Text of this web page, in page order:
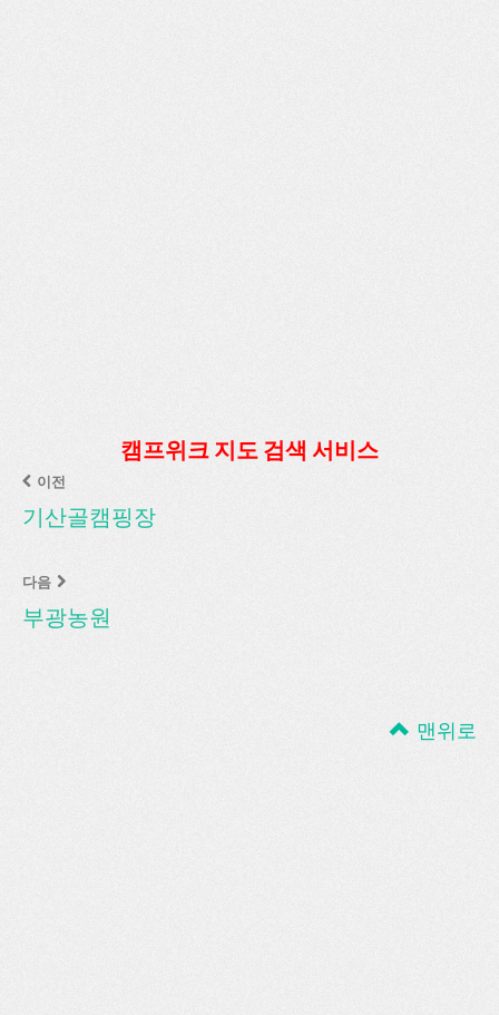
캠프위크 지도 검색 서비스
이전
기산골캠핑장
다음
부광농원
맨위로